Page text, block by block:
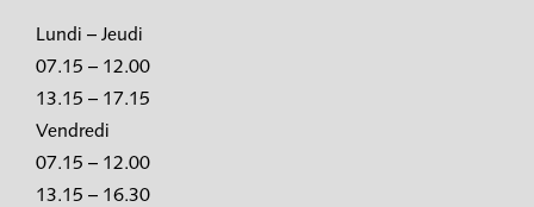
Lundi – Jeudi
07.15 – 12.00
13.15 – 17.15
Vendredi
07.15 – 12.00
13.15 – 16.30